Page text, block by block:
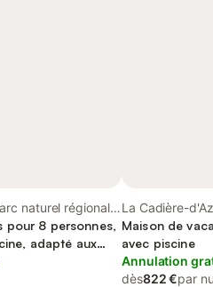
naturel régional
pour 8 personnes,
adapté aux
La Cadière-
Toulon
Maison de
avec piscine
Annulation
dès822 €par